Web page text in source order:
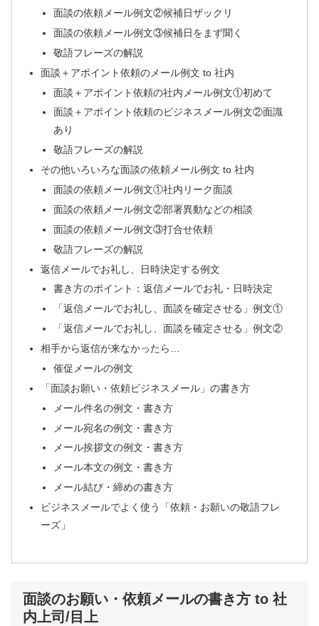
面談の依頼メール例文②候補日ザックリ
面談の依頼メール例文③候補日をまず聞く
敬語フレーズの解説
面談＋アポイント依頼のメール例文 to 社内
面談＋アポイント依頼の社内メール例文①初めて
面談＋アポイント依頼のビジネスメール例文②面識
あり
敬語フレーズの解説
その他いろいろな面談の依頼メール例文 to 社内
面談の依頼メール例文①社内リーク面談
面談の依頼メール例文②部署異動などの相談
面談の依頼メール例文③打合せ依頼
敬語フレーズの解説
返信メールでお礼し、日時決定する例文
書き方のポイント：返信メールでお礼・日時決定
「返信メールでお礼し、面談を確定させる」例文①
「返信メールでお礼し、面談を確定させる」例文②
相手から返信が来なかったら…
催促メールの例文
「面談お願い・依頼ビジネスメール」の書き方
メール件名の例文・書き方
メール宛名の例文・書き方
メール挨拶文の例文・書き方
メール本文の例文・書き方
メール結び・締めの書き方
ビジネスメールでよく使う「依頼・お願いの敬語フレ
ーズ」
面談のお願い・依頼メールの書き方 to 社
内上司/目上